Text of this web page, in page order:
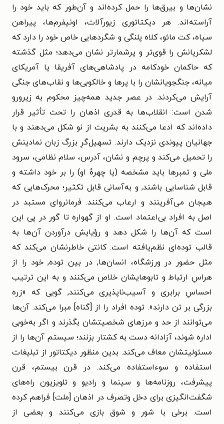
نشان‌ها و بیرق‌ها را حمل کرده‌اند و آن‌طور که باید خود را
آراسته‌اند. هر دیکتاتوری زیورآلات، اونیفرم‌ها، پیراهن
سیاه، کت مائو، کلاه پلنگی و شگردهایی خاص خود را دارد که
لشکریانش را قوی‌تر و پرشمارتر نشان می‌دهد؛ مثل گذشته
که حاکمان خودکامه در پادشاهی‌های آفریقا یا آمریکای
میانه، جنگجویانشان را با پرها و خالکوبی‌ها و نقاب‌های جنگی
آرایش می‌کردند. در عصر جدید همه‌چیز محکوم به زیرورو
شدن است: انقلاب‌ها به قدری اذهان را تحت تأثیر قرار
داده‌اند که ادعا می‌کنند به بشریت از نو شکل می‌دهند و با
جهانیان پیوندی نزدیک دارند. تسهیل‌گرِ بزرگ زبان نمادینش
را تحمیل می‌کند و پرچم و نشان، آدرس، سلام نظامی، سرود
ملی و تمبرها باید مشخصه (یا چهرهٔ او) را بر خود داشته و
قابل شناسایی باشند, و به‌آسانی قابل تکثیر؛ محرک‌هایی که
هیجان می‌آفرینند و ارعاب می‌کنند. فرمانروای مستبد در
اصل به افراد بی‌اعتماد است. او از گهواره تا گور در پی این
است که آن‌ها را شکل دهد و رؤیایش درآوردن آن‌ها به
قالب توده‌ای نظم‌یافته است. کانتی خاطرنشان می‌کند که
مثل حضور در ورزشگاه، انسان‌ها, در بین توده, خود را از
هراسِ ارتباط و تابوهایشان خلاص می‌کنند و به این ترتیب
احساسِ برابری و آسیب‌ناپذیری می‌کنند, گویی که «زره
بزرگی بر تن دارند». توده افراد را از [گناه] مبرا می‌کند. آن‌ها
می‌توانند از حد و مرزهای شخصیتشان بگذرند و اگر به‌خوبی
اداره شوند، آزادانه دست به کشتار بزنند؛ سیستم آن‌ها را از
مسئولیتشان معاف می‌کند. بدین منظور دیکتاتور از تبلیغات
استفاده و سوءاستفاده می‌کند. در قرن بیستم، قرن
پیشرفت، روزنامه‌ها و سینما و رادیو و تلویزیون راه‌های
شگفت‌انگیزی برای دخل وتصرف در اذهان [ملت] فراهم کرده
است. برخی با شور و شوق بازی می‌کنند و بعضی از